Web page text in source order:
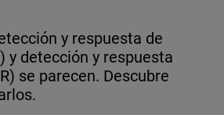
y respuesta de
y detección y respuesta
se parecen. Descubre